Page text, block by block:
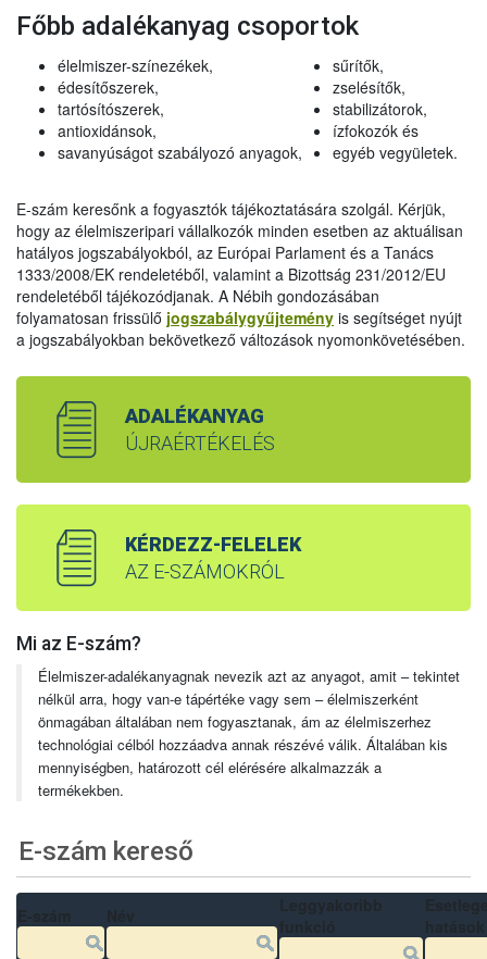
Főbb adalékanyag csoportok
élelmiszer-színezékek,
édesítőszerek,
tartósítószerek,
antioxidánsok,
savanyúságot szabályozó anyagok,
sűrítők,
zselésítők,
stabilizátorok,
ízfokozók és
egyéb vegyületek.
E-szám keresőnk a fogyasztók tájékoztatására szolgál. Kérjük,
hogy az élelmiszeripari vállalkozók minden esetben az aktuálisan
hatályos jogszabályokból, az Európai Parlament és a Tanács
1333/2008/EK rendeletéből, valamint a Bizottság 231/2012/EU
rendeletéből tájékozódjanak. A Nébih gondozásában
folyamatosan frissülő jogszabálygyűjtemény is segítséget nyújt
a jogszabályokban bekövetkező változások nyomonkövetésében.
ADALÉKANYAG
ÚJRAÉRTÉKELÉS
KÉRDEZZ-FELELEK
AZ E-SZÁMOKRÓL
Mi az E-szám?
Élelmiszer-adalékanyagnak nevezik azt az anyagot, amit – tekintet
nélkül arra, hogy van-e tápértéke vagy sem – élelmiszerként
önmagában általában nem fogyasztanak, ám az élelmiszerhez
technológiai célból hozzáadva annak részévé válik. Általában kis
mennyiségben, határozott cél elérésére alkalmazzák a
termékekben.
E-szám kereső